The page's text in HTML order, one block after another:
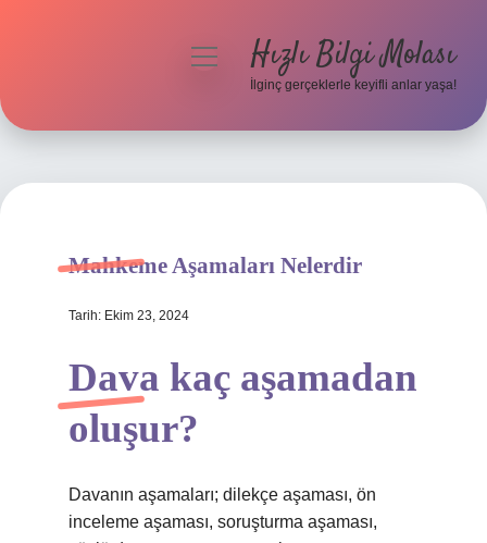
Hakkımızda
menüyüHızlı Bilgi Molası
İlginç gerçeklerle keyifli anlar yaşa!
Mahkeme Aşamaları Nelerdir
Tarih: Ekim 23, 2024
Dava kaç aşamadan
oluşur?
Davanın aşamaları; dilekçe aşaması, ön
inceleme aşaması, soruşturma aşaması,